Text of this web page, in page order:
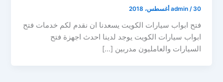
admin /30 أغسطس، 2018
فتح ابواب سيارات الكويت يسعدنا ان نقدم لكم خدمات فتح
ابواب سيارات الكويت يوجد لدينا احدث اجهزة فتح
السيارات والعامليون مدربين […]